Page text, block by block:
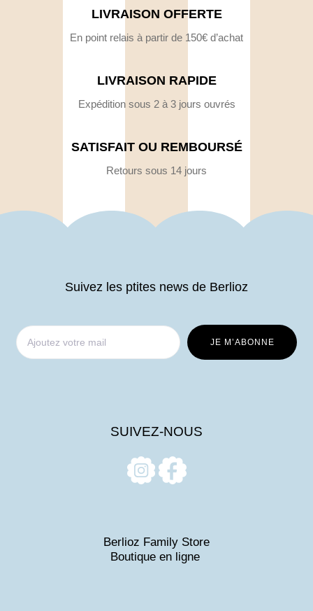
LIVRAISON OFFERTE
En point relais à partir de 150€ d’achat
LIVRAISON RAPIDE
Expédition sous 2 à 3 jours ouvrés
SATISFAIT OU REMBOURSÉ
Retours sous 14 jours
Suivez les ptites news de Berlioz
SUIVEZ-NOUS
Berlioz Family Store
Boutique en ligne